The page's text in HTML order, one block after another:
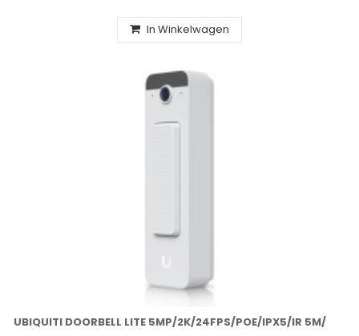
In Winkelwagen
UBIQUITI DOORBELL LITE 5MP/2K/24FPS/POE/IPX5/IR 5M/